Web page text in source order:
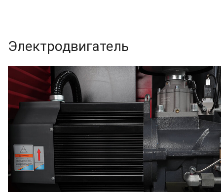
Электродвигатель